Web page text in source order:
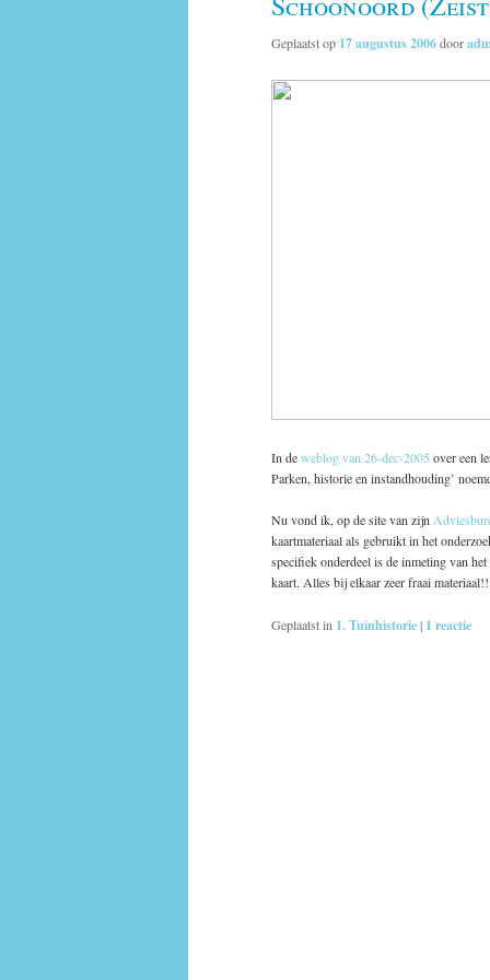
Geplaatst op 17 augustus 2006door
In deweblog van 26-dec-2005 over een
Parken, historie en instandhouding’
Nu vond ik, op de site van zijn
kaartmateriaal als gebruikt in het
specifiek onderdeel is de inmeting van
kaart. Alles bij elkaar zeer fraai
Geplaatst in 1. Tuinhistorie| 1 reactie